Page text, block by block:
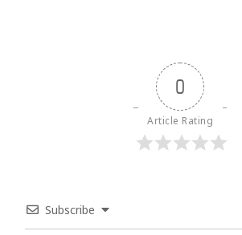
0
Article Rating
Subscribe